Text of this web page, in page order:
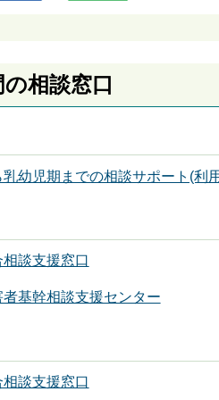
相談窓口
幼児期までの相談サポート(利
談支援窓口
基幹相談支援センター
談支援窓口